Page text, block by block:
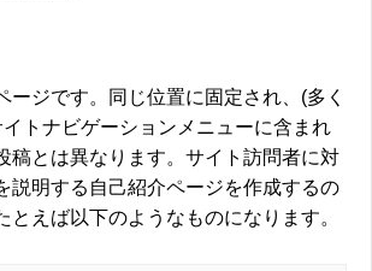
ージです。同じ位置に固定され、(多く
トナビゲーションメニューに含まれ
稿とは異なります。サイト訪問者に対
説明する自己紹介ページを作成するの
とえば以下のようなものになります。